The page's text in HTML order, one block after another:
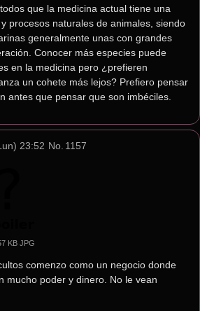
que la medicina actual tiene una
procesos naturales de animales, siendo
generalmente unas con grandes
Conocer más especies puede
en la medicina pero ¿prefieren
un cohete más lejos? Prefiero pensar
antes que pensar que son imbéciles.
23:52 No. 1157
KB JPG
comenzo como un negocio donde
mucho poder y dinero. No le vean